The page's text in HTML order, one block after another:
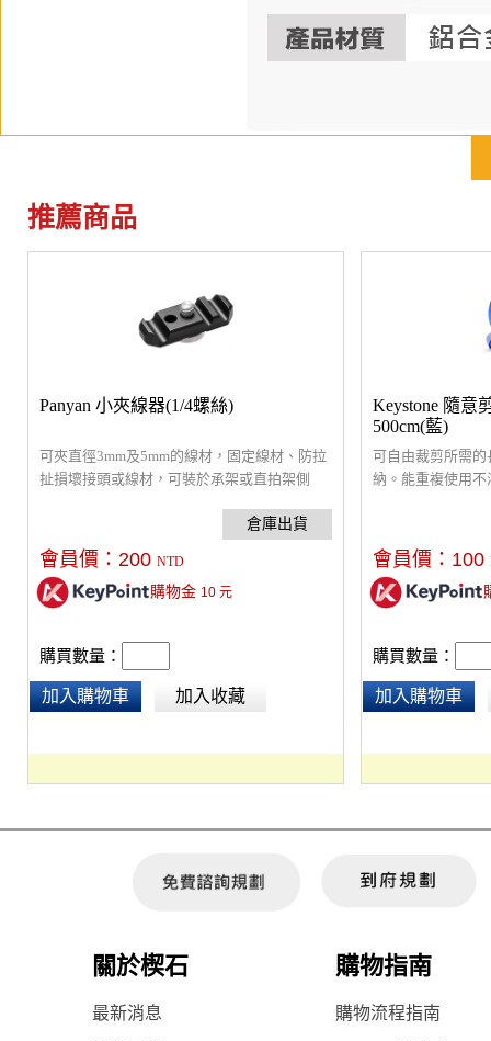
推薦商品
Panyan 小夾線器(1/4螺絲)
可夾直徑3mm及5mm的線材，固定線材、防拉
扯損壞接頭或線材，可裝於承架或直拍架側
會員價： 200 NTD
購物金 10元
購買數量：
加入購物車 加入收藏
Keystone 隨意
500cm(藍)
可自由裁剪所需
納。能重複使用
會員價： 100
購買數量：
加入購物車
關於楔石 購物指南
最新消息 購物流程指南